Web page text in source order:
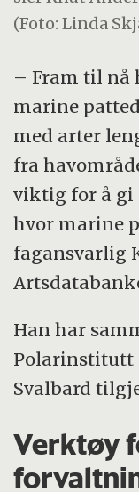
(Foto: Linda
– Fram til nå
marine
med arter
fra
viktig for å gi
hvor marine
fagansvarlig
Han har
Polarinstitutt
Svalbard
Verktøy